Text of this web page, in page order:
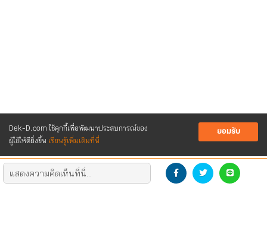
Dek-D.com ใช้คุกกี้เพื่อพัฒนาประสบการณ์ของ
ผู้ใช้ให้ดียิ่งขึ้น เรียนรู้เพิ่มเติมที่นี่
ยอมรับ